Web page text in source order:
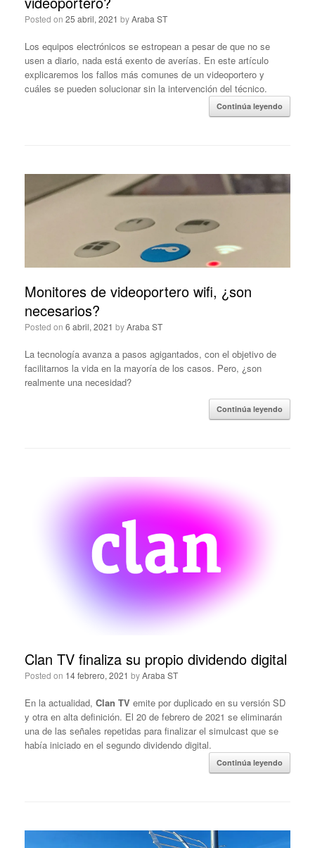
Posted on 25 abril, 2021 byAraba ST
Los equipos electrónicos se estropean a pesar de que no se
usen a diario, nada está exento de averías. En este artículo
explicaremos los fallos más comunes de un videoportero y
cuáles se pueden solucionar sin la intervención del técnico.
Continúa leyendo
Monitores de videoportero wifi, ¿son
necesarios?
Posted on 6 abril, 2021 byAraba ST
La tecnología avanza a pasos agigantados, con el objetivo de
facilitarnos la vida en la mayoría de los casos. Pero, ¿son
realmente una necesidad?
Continúa leyendo
Clan TV finaliza su propio dividendo digital
Posted on 14 febrero, 2021 byAraba ST
En la actualidad, Clan TV emite por duplicado en su versión SD
y otra en alta definición. El 20 de febrero de 2021 se eliminarán
una de las señales repetidas para finalizar el simulcast que se
había iniciado en el segundo dividendo digital.
Continúa leyendo